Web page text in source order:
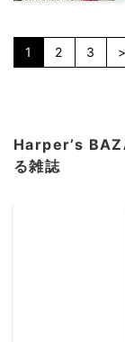
1 2 3 >
Harper’s
る雑誌